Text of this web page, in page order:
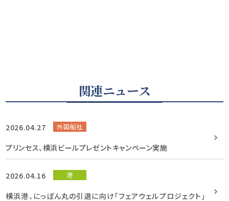
関連ニュース
2026.04.27 外国船社
プリンセス、横浜ビールプレゼントキャンペーン実施
2026.04.16 港
横浜港、にっぽん丸の引退に向け「フェアウェルプロジェクト」